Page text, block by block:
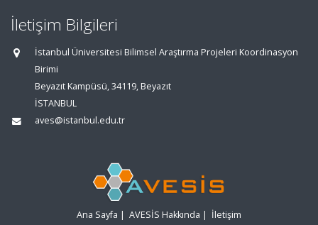
İletişim Bilgileri
İstanbul Üniversitesi Bilimsel Araştırma Projeleri Koordinasyon
Birimi
Beyazıt Kampüsü, 34119, Beyazıt
İSTANBUL
aves@istanbul.edu.tr
Ana Sayfa | AVESİS Hakkında | İletişim